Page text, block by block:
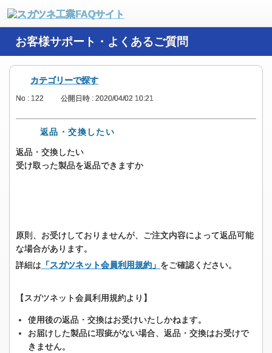
お客様サポート・よくあるご質問
カテゴリーで探す
No : 122 公開日時 : 2020/04/02 10:21
返品・交換したい
返品・交換したい
受け取った製品を返品できますか
原則、お受けしておりませんが、ご注文内容によって返品可能
な場合があります。
詳細は 「スガツネット会員利用規約」 をご確認ください。
【スガツネット会員利用規約より】
使用後の返品・交換はお受けいたしかねます。
お届けした製品に瑕疵がない場合、返品・交換はお受けで
きません。